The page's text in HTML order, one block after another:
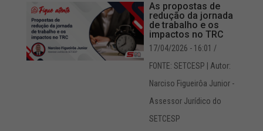
As propostas de
redução da jornada
de trabalho e os
impactos no TRC
17/04/2026 - 16:01 /
FONTE: SETCESP | Autor:
Narciso Figueirôa Junior -
Assessor Jurídico do
SETCESP